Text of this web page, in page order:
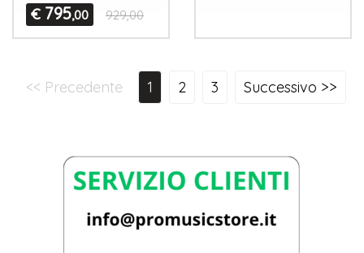
€ 795,00 929,00
<< Precedente 1 2 3 Successivo >>